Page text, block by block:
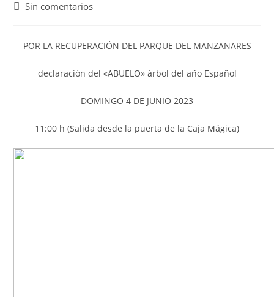
Sin comentarios
POR LA RECUPERACIÓN DEL PARQUE DEL MANZANARES
declaración del «ABUELO» árbol del año Español
DOMINGO 4 DE JUNIO 2023
11:00 h (Salida desde la puerta de la Caja Mágica)